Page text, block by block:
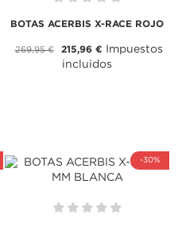
BOTAS ACERBIS X-RACE ROJO
269,95 € 215,96 € Impuestos
incluidos
-30%